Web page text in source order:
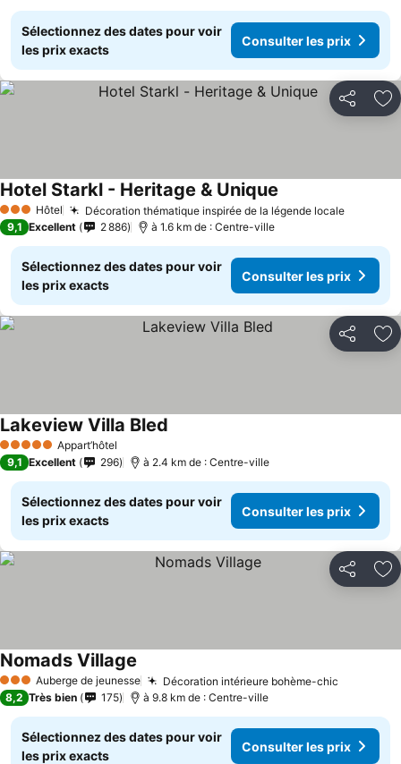
Sélectionnez des dates pour voir
les prix exacts
Consulter les prix
Partager
3 ÉtoilesHôtel Décoration thématique inspirée de la légende locale
Hotel Starkl - Heritage & Unique
9,1 Excellent 2 886 à 1.6 km de : Centre-ville
Sélectionnez des dates pour voir
les prix exacts
Consulter les prix
Partager
5 Étoiles Appart’hôtel
Lakeview Villa Bled
9,1 Excellent 296 à 2.4 km de : Centre-ville
Sélectionnez des dates pour voir
les prix exacts
Consulter les prix
Partager
3 ÉtoilesAuberge de jeunesse Décoration intérieure bohème-chic
Nomads Village
8,2 Très bien 175 à 9.8 km de : Centre-ville
Sélectionnez des dates pour voir
les prix exacts
Consulter les prix